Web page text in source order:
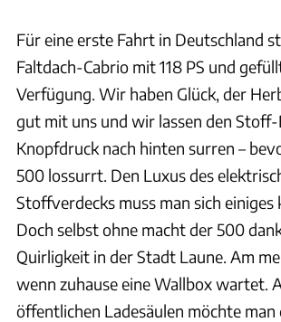
Für eine erste Fahrt in Deutschland
Faltdach-Cabrio mit 118 PS und
Verfügung. Wir haben Glück, der
gut mit uns und wir lassen den
Knopfdruck nach hinten surren –
500 lossurrt. Den Luxus des
Stoffverdecks muss man sich einiges
Doch selbst ohne macht der 500
Quirligkeit in der Stadt Laune. Am
wenn zuhause eine Wallbox wartet.
öffentlichen Ladesäulen möchte man